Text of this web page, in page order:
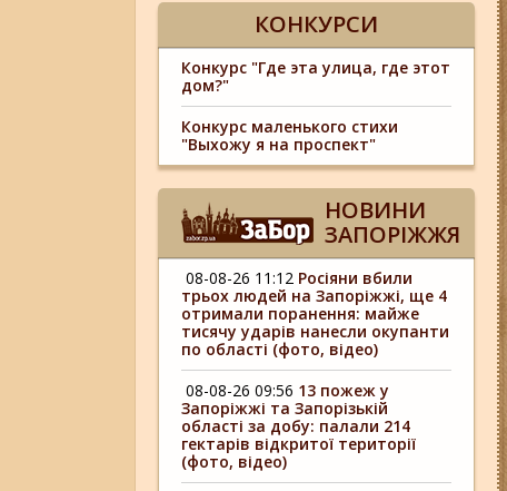
КОНКУРСИ
Конкурс "Где эта улица, где этот
дом?"
Конкурс маленького стихи
"Выхожу я на проспект"
НОВИНИ
ЗАПОРІЖЖЯ
08-08-26 11:12 Росіяни вбили
трьох людей на Запоріжжі, ще 4
отримали поранення: майже
тисячу ударів нанесли окупанти
по області (фото, відео)
08-08-26 09:56 13 пожеж у
Запоріжжі та Запорізькій
області за добу: палали 214
гектарів відкритої території
(фото, відео)